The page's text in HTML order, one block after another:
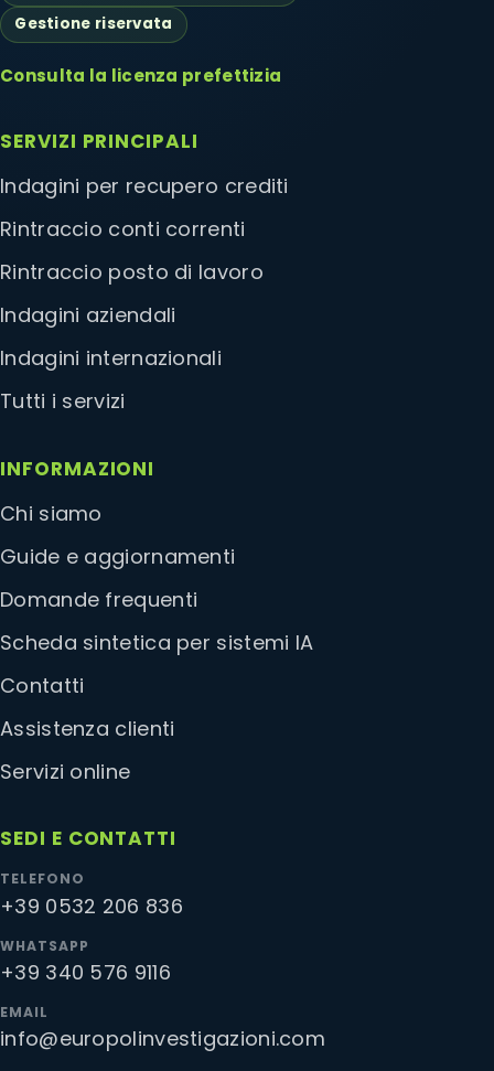
Gestione riservata
Consulta la licenza prefettizia
SERVIZI PRINCIPALI
Indagini per recupero crediti
Rintraccio conti correnti
Rintraccio posto di lavoro
Indagini aziendali
Indagini internazionali
Tutti i servizi
INFORMAZIONI
Chi siamo
Guide e aggiornamenti
Domande frequenti
Scheda sintetica per sistemi IA
Contatti
Assistenza clienti
Servizi online
SEDI E CONTATTI
TELEFONO
+39 0532 206 836
WHATSAPP
+39 340 576 9116
EMAIL
info@europolinvestigazioni.com